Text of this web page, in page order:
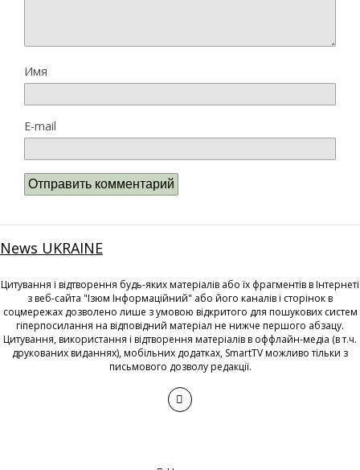
Имя
E-mail
News UKRAINE
Цитування і відтворення будь-яких матеріалів або їх фрагментів в Інтернеті
з веб-сайта "Ізюм Інформаційний" або його каналів і сторінок в
соцмережах дозволено лише з умовою відкритого для пошукових систем
гіперпосилання на відповідний матеріал не нижче першого абзацу.
Цитування, використання і відтворення матеріалів в оффлайн-медіа (в т.ч.
друкованих виданнях), мобільних додатках, SmartTV можливо тільки з
письмового дозволу редакції.